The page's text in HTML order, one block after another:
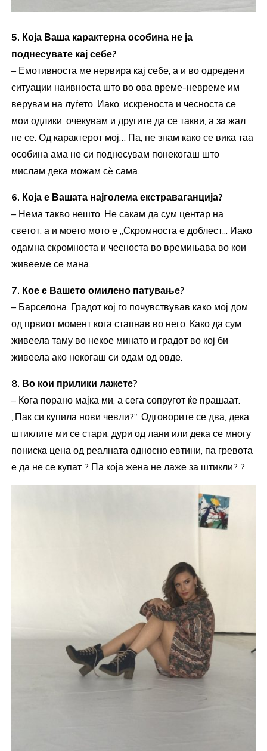
5. Која Ваша карактерна особина не ја
поднесувате кај себе?
– Емотивноста ме нервира кај себе, а и во одредени
ситуации наивноста што во ова време-невреме им
верувам на луѓето. Иако, искреноста и чесноста се
мои одлики, очекувам и другите да се такви, а за жал
не се. Од карактерот мој… Па, не знам како се вика таа
особина ама не си поднесувам понекогаш што
мислам дека можам сè сама.
6. Која е Вашата најголема екстраваганција?
– Нема такво нешто. Не сакам да сум центар на
светот, а и моето мото е ,,Скромноста е доблест,,. Иако
одамна скромноста и чесноста во времињава во кои
живееме се мана.
7. Кое е Вашето омилено патување?
– Барселона. Градот кој го почувствував како мој дом
од првиот момент кога стапнав во него. Како да сум
живеела таму во некое минато и градот во кој би
живеела ако некогаш си одам од овде.
8. Во кои прилики лажете?
– Кога порано мајка ми, а сега сопругот ќе прашаат:
„Пак си купила нови чевли?“. Одговорите се два, дека
штиклите ми се стари, дури од лани или дека се многу
пониска цена од реалната односно евтини, па гревота
е да не се купат ? Па која жена не лаже за штикли? ?